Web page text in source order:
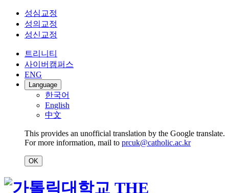
성심교정
성의교정
성신교정
트리니티
사이버캠퍼스
ENG
Language
한국어
English
中文
This provides an unofficial translation by the Google translate.
For more information, mail to prcuk@catholic.ac.kr
OK